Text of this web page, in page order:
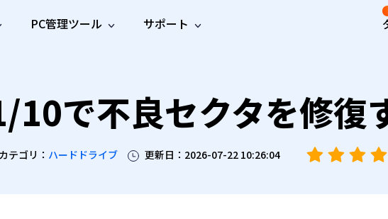
データ復元
のデータを復元
LINE データ復元
·
·
· フ
· 写
動画修
復
写真修
ドキュ
メント
音声修
動画高
写真高
オンライン動画修復
オンライン写真修復
オンラインファイル修復
オンライン音声修復
PC管理ツール
File Deleter
を検出・削除
品
リーンアップ＆最適化
Dll Fixer
WindowsのDLLエラーを修復
破損したPST/OSTファイルを修復
· Win11制限を
· ハードディ
· Cドライブを
· MBRをGPT
サポート
ガイド
イドセンター
処法
で不良セクタを修復
テゴリ： ハードドライブ 更新日：2026-07-22 10:26:04